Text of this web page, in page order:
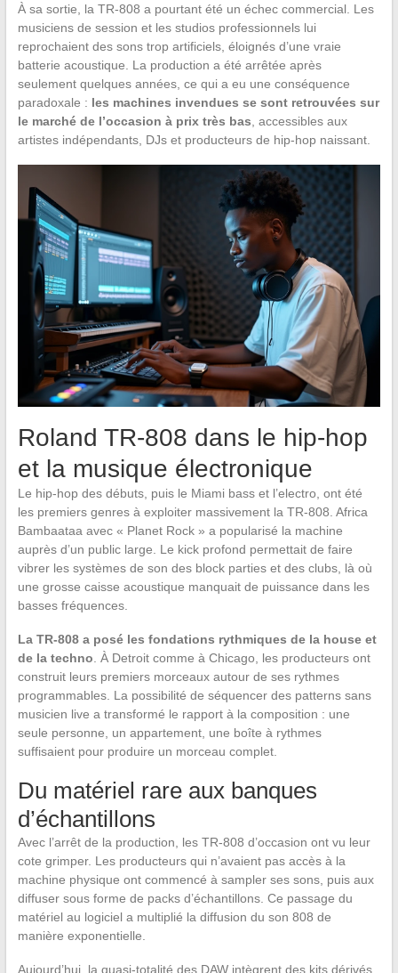
À sa sortie, la TR-808 a pourtant été un échec commercial. Les
musiciens de session et les studios professionnels lui
reprochaient des sons trop artificiels, éloignés d’une vraie
batterie acoustique. La production a été arrêtée après
seulement quelques années, ce qui a eu une conséquence
paradoxale : les machines invendues se sont retrouvées sur
le marché de l’occasion à prix très bas , accessibles aux
artistes indépendants, DJs et producteurs de hip-hop naissant.
Roland TR-808 dans le hip-hop
et la musique électronique
Le hip-hop des débuts, puis le Miami bass et l’electro, ont été
les premiers genres à exploiter massivement la TR-808. Africa
Bambaataa avec « Planet Rock » a popularisé la machine
auprès d’un public large. Le kick profond permettait de faire
vibrer les systèmes de son des block parties et des clubs, là où
une grosse caisse acoustique manquait de puissance dans les
basses fréquences.
La TR-808 a posé les fondations rythmiques de la house et
de la techno . À Detroit comme à Chicago, les producteurs ont
construit leurs premiers morceaux autour de ses rythmes
programmables. La possibilité de séquencer des patterns sans
musicien live a transformé le rapport à la composition : une
seule personne, un appartement, une boîte à rythmes
suffisaient pour produire un morceau complet.
Du matériel rare aux banques
d’échantillons
Avec l’arrêt de la production, les TR-808 d’occasion ont vu leur
cote grimper. Les producteurs qui n’avaient pas accès à la
machine physique ont commencé à sampler ses sons, puis aux
diffuser sous forme de packs d’échantillons. Ce passage du
matériel au logiciel a multiplié la diffusion du son 808 de
manière exponentielle.
Aujourd’hui, la quasi-totalité des DAW intègrent des kits dérivés